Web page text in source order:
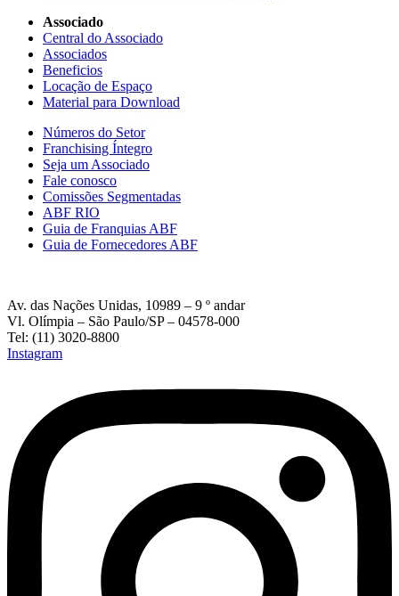
Associado
Central do Associado
Associados
Beneficios
Locação de Espaço
Material para Download
Números do Setor
Franchising Íntegro
Seja um Associado
Fale conosco
Comissões Segmentadas
ABF RIO
Guia de Franquias ABF
Guia de Fornecedores ABF
Av. das Nações Unidas, 10989 – 9 º andar
Vl. Olímpia – São Paulo/SP – 04578-000
Tel: (11) 3020-8800
Instagram